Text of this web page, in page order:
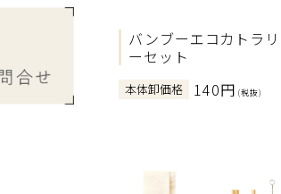
バンブーエコカトラリ
ーセット
本体卸価格 140円 (税抜)